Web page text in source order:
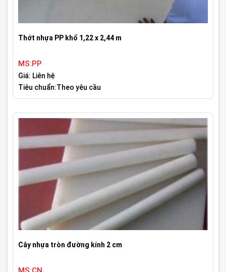
Thớt nhựa PP khổ 1,22 x 2,44 m
MS:PP
Giá: Liên hệ
Tiêu chuẩn:Theo yêu cầu
Cây nhựa tròn đường kính 2 cm